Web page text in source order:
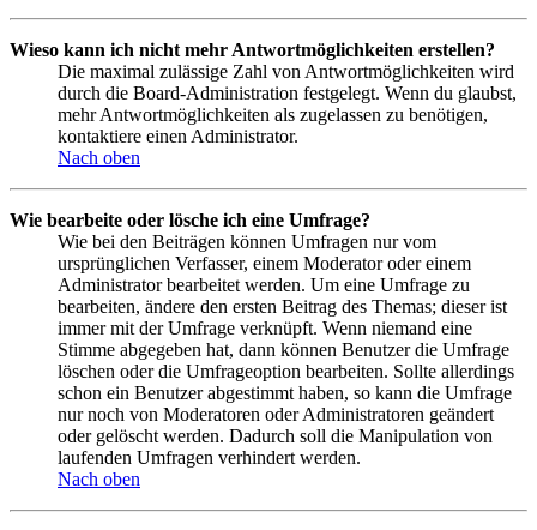
Wieso kann ich nicht mehr Antwortmöglichkeiten erstellen?
Die maximal zulässige Zahl von Antwortmöglichkeiten wird
durch die Board-Administration festgelegt. Wenn du glaubst,
mehr Antwortmöglichkeiten als zugelassen zu benötigen,
kontaktiere einen Administrator.
Nach oben
Wie bearbeite oder lösche ich eine Umfrage?
Wie bei den Beiträgen können Umfragen nur vom
ursprünglichen Verfasser, einem Moderator oder einem
Administrator bearbeitet werden. Um eine Umfrage zu
bearbeiten, ändere den ersten Beitrag des Themas; dieser ist
immer mit der Umfrage verknüpft. Wenn niemand eine
Stimme abgegeben hat, dann können Benutzer die Umfrage
löschen oder die Umfrageoption bearbeiten. Sollte allerdings
schon ein Benutzer abgestimmt haben, so kann die Umfrage
nur noch von Moderatoren oder Administratoren geändert
oder gelöscht werden. Dadurch soll die Manipulation von
laufenden Umfragen verhindert werden.
Nach oben